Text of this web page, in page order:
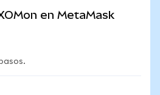
en MetaMask